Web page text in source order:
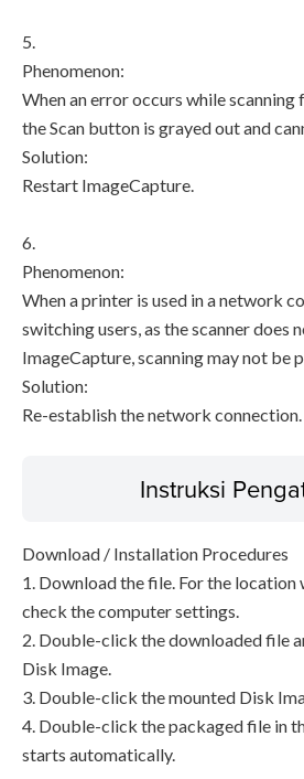
5.
Phenomenon:
When an error occurs while
the Scan button is grayed out and
Solution:
Restart ImageCapture.
6.
Phenomenon:
When a printer is used in a network
switching users, as the scanner does
ImageCapture, scanning may not be
Solution:
Re-establish the network connection.
Instruksi
Download / Installation Procedures
1. Download the file. For the location
check the computer settings.
2. Double-click the downloaded file
Disk Image.
3. Double-click the mounted Disk
4. Double-click the packaged file in
starts automatically.